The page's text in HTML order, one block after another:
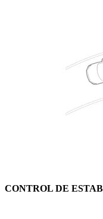
CONTROL DE